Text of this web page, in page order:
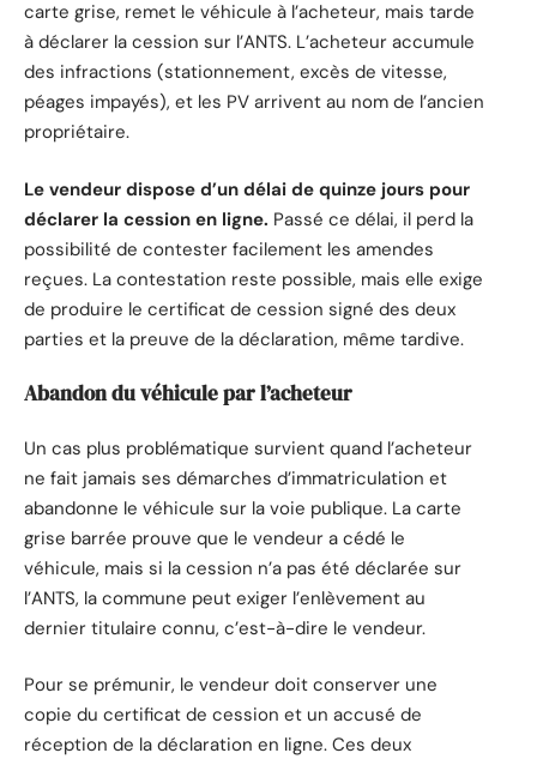
carte grise, remet le véhicule à l’acheteur, mais tarde
à déclarer la cession sur l’ANTS. L’acheteur accumule
des infractions (stationnement, excès de vitesse,
péages impayés), et les PV arrivent au nom de l’ancien
propriétaire.
Le vendeur dispose d’un délai de quinze jours pour
déclarer la cession en ligne. Passé ce délai, il perd la
possibilité de contester facilement les amendes
reçues. La contestation reste possible, mais elle exige
de produire le certificat de cession signé des deux
parties et la preuve de la déclaration, même tardive.
Abandon du véhicule par l’acheteur
Un cas plus problématique survient quand l’acheteur
ne fait jamais ses démarches d’immatriculation et
abandonne le véhicule sur la voie publique. La carte
grise barrée prouve que le vendeur a cédé le
véhicule, mais si la cession n’a pas été déclarée sur
l’ANTS, la commune peut exiger l’enlèvement au
dernier titulaire connu, c’est-à-dire le vendeur.
Pour se prémunir, le vendeur doit conserver une
copie du certificat de cession et un accusé de
réception de la déclaration en ligne. Ces deux